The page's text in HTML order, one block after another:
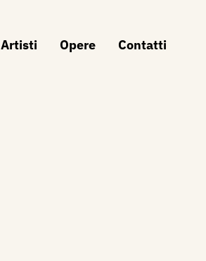
Artisti Opere Contatti